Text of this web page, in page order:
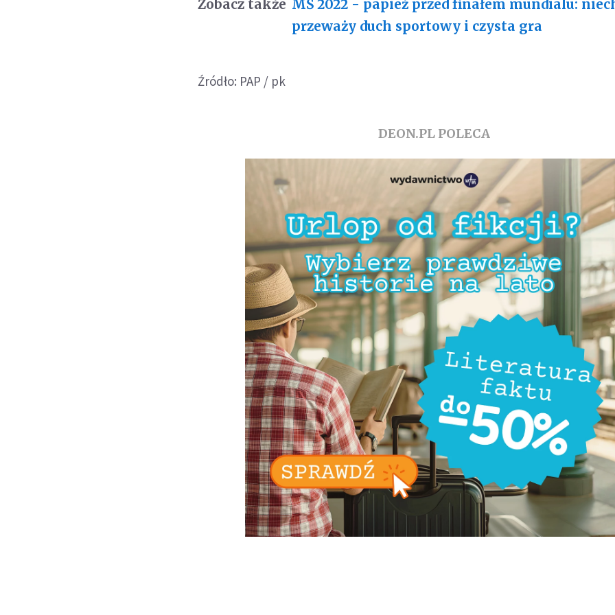
Zobacz także MŚ 2022 - papież przed finałem mundialu:
przeważy duch sportowy i czysta gra
Źródło: PAP / pk
DEON.PL POLECA